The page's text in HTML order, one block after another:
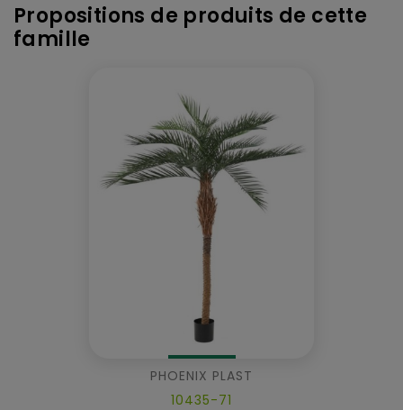
Propositions de produits de cette
famille
PHOENIX PLAST
10435-71